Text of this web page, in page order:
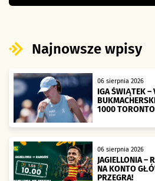
Najnowsze wpisy
06 sierpnia 2026
IGA ŚWIĄTEK –
1000 TORONTO
06 sierpnia 2026
JAGIELLONIA –
NA KONTO
PRZEGRA!